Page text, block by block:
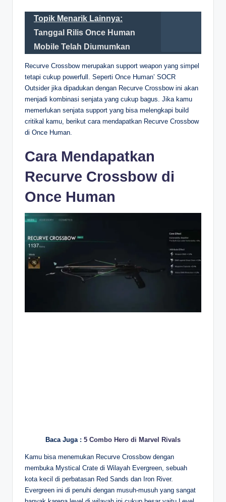
Topik Menarik Lainnya:
Tanggal Rilis Once Human
Mobile Telah Diumumkan
Recurve Crossbow merupakan support weapon yang simpel
tetapi cukup powerfull. Seperti Once Human’ SOCR
Outsider jika dipadukan dengan Recurve Crossbow ini akan
menjadi kombinasi senjata yang cukup bagus. Jika kamu
memerlukan senjata support yang bisa melengkapi build
critikal kamu, berikut cara mendapatkan Recurve Crossbow
di Once Human.
Cara Mendapatkan
Recurve Crossbow di
Once Human
Baca Juga : 5 Combo Hero di Marvel Rivals
Kamu bisa menemukan Recurve Crossbow dengan
membuka Mystical Crate di Wilayah Evergreen, sebuah
kota kecil di perbatasan Red Sands dan Iron River.
Evergreen ini di penuhi dengan musuh-musuh yang sangat